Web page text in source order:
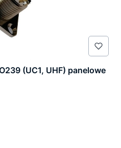
(UC1, UHF) panelowe